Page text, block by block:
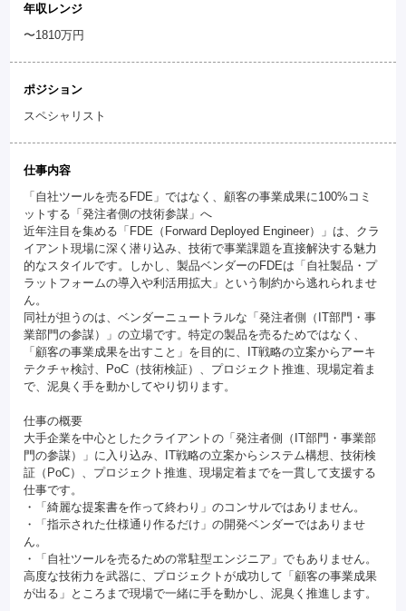
年収レンジ
〜1810万円
ポジション
スペシャリスト
仕事内容
「自社ツールを売るFDE」ではなく、顧客の事業成果に100%コミ
ットする「発注者側の技術参謀」へ
近年注目を集める「FDE（Forward Deployed Engineer）」は、クラ
イアント現場に深く潜り込み、技術で事業課題を直接解決する魅力
的なスタイルです。しかし、製品ベンダーのFDEは「自社製品・プ
ラットフォームの導入や利活用拡大」という制約から逃れられませ
ん。
同社が担うのは、ベンダーニュートラルな「発注者側（IT部門・事
業部門の参謀）」の立場です。特定の製品を売るためではなく、
「顧客の事業成果を出すこと」を目的に、IT戦略の立案からアーキ
テクチャ検討、PoC（技術検証）、プロジェクト推進、現場定着ま
で、泥臭く手を動かしてやり切ります。
仕事の概要
大手企業を中心としたクライアントの「発注者側（IT部門・事業部
門の参謀）」に入り込み、IT戦略の立案からシステム構想、技術検
証（PoC）、プロジェクト推進、現場定着までを一貫して支援する
仕事です。
・「綺麗な提案書を作って終わり」のコンサルではありません。
・「指示された仕様通り作るだけ」の開発ベンダーではありませ
ん。
・「自社ツールを売るための常駐型エンジニア」でもありません。
高度な技術力を武器に、プロジェクトが成功して「顧客の事業成果
が出る」ところまで現場で一緒に手を動かし、泥臭く推進します。